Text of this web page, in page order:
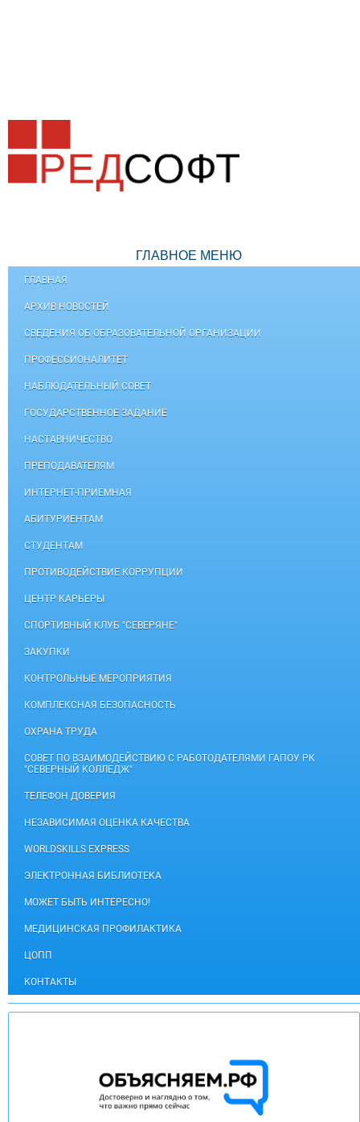
ГЛАВНОЕ МЕНЮ
ГЛАВНАЯ
АРХИВ НОВОСТЕЙ
СВЕДЕНИЯ ОБ ОБРАЗОВАТЕЛЬНОЙ ОРГАНИЗАЦИИ
ПРОФЕССИОНАЛИТЕТ
НАБЛЮДАТЕЛЬНЫЙ СОВЕТ
ГОСУДАРСТВЕННОЕ ЗАДАНИЕ
НАСТАВНИЧЕСТВО
ПРЕПОДАВАТЕЛЯМ
ИНТЕРНЕТ-ПРИЕМНАЯ
АБИТУРИЕНТАМ
СТУДЕНТАМ
ПРОТИВОДЕЙСТВИЕ КОРРУПЦИИ
ЦЕНТР КАРЬЕРЫ
СПОРТИВНЫЙ КЛУБ "СЕВЕРЯНЕ"
ЗАКУПКИ
КОНТРОЛЬНЫЕ МЕРОПРИЯТИЯ
КОМПЛЕКСНАЯ БЕЗОПАСНОСТЬ
ОХРАНА ТРУДА
СОВЕТ ПО ВЗАИМОДЕЙСТВИЮ С РАБОТОДАТЕЛЯМИ ГАПОУ РК
"СЕВЕРНЫЙ КОЛЛЕДЖ"
ТЕЛЕФОН ДОВЕРИЯ
НЕЗАВИСИМАЯ ОЦЕНКА КАЧЕСТВА
WORLDSKILLS EXPRESS
ЭЛЕКТРОННАЯ БИБЛИОТЕКА
МОЖЕТ БЫТЬ ИНТЕРЕСНО!
МЕДИЦИНСКАЯ ПРОФИЛАКТИКА
ЦОПП
КОНТАКТЫ